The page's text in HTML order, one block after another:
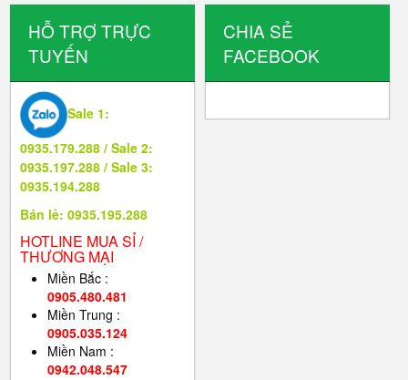
HỖ TRỢ TRỰC
TUYẾN
Sale 1:
0935.179.288 / Sale 2:
0935.197.288 / Sale 3:
0935.194.288
Bán lẻ: 0935.195.288
HOTLINE MUA SỈ /
THƯƠNG MẠI
Miền Bắc :
0905.480.481
Miền Trung :
0905.035.124
Miền Nam :
0942.048.547
CHIA SẺ
FACEBOOK